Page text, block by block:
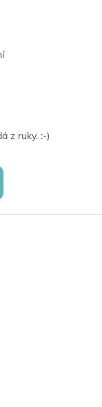
z ruky. :-)